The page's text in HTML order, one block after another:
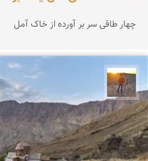
چهار طاقی سر بر آورده از خاک آمل